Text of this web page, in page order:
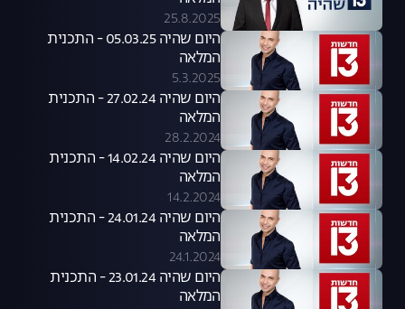
25.8.2025
היום שהיה 05.03.25 - התכנית
המלאה
5.3.2025
היום שהיה 27.02.24 - התכנית
המלאה
28.2.2024
היום שהיה 14.02.24 - התכנית
המלאה
14.2.2024
היום שהיה 24.01.24 - התכנית
המלאה
24.1.2024
היום שהיה 23.01.24 - התכנית
המלאה